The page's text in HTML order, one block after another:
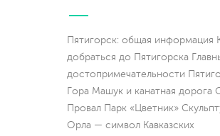
Пятигорск: общая информация
добраться до Пятигорска
достопримечательности
Гора Машук и канатная дорога
Провал Парк «Цветник»
Орла — символ Кавказских